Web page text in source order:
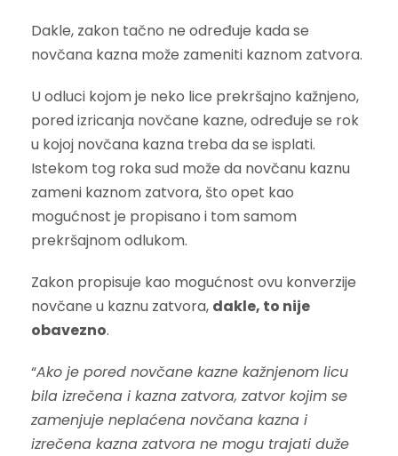
Dakle, zakon tačno ne određuje kada se
novčana kazna može zameniti kaznom zatvora.
U odluci kojom je neko lice prekršajno kažnjeno,
pored izricanja novčane kazne, određuje se rok
u kojoj novčana kazna treba da se isplati.
Istekom tog roka sud može da novčanu kaznu
zameni kaznom zatvora, što opet kao
mogućnost je propisano i tom samom
prekršajnom odlukom.
Zakon propisuje kao mogućnost ovu konverzije
novčane u kaznu zatvora, dakle, to nije
obavezno.
“Ako je pored novčane kazne kažnjenom licu
bila izrečena i kazna zatvora, zatvor kojim se
zamenjuje neplaćena novčana kazna i
izrečena kazna zatvora ne mogu trajati duže